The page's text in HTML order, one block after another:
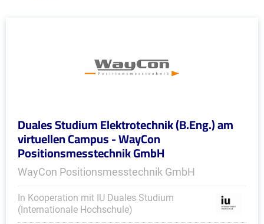
Duales Studium Elektrotechnik (B.Eng.) am
virtuellen Campus - WayCon
Positionsmesstechnik GmbH
WayCon Positionsmesstechnik GmbH
In Kooperation mit IU Duales Studium
(Internationale Hochschule)